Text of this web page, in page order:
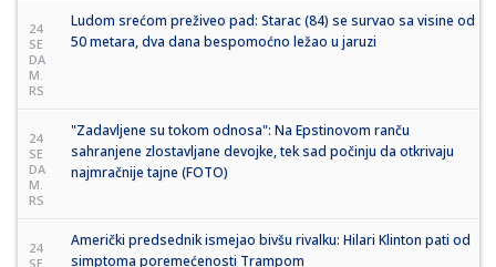
24
SE
DA
M.
RS
Ludom srećom preživeo pad: Starac (84) se survao sa visine od
50 metara, dva dana bespomoćno ležao u jaruzi
24
SE
DA
M.
RS
"Zadavljene su tokom odnosa": Na Epstinovom ranču
sahranjene zlostavljane devojke, tek sad počinju da otkrivaju
najmračnije tajne (FOTO)
24
SE
Američki predsednik ismejao bivšu rivalku: Hilari Klinton pati od
simptoma poremećenosti Trampom